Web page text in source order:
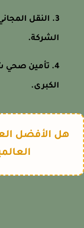
النقل
الشركة.
تأمين صحي
الكبرى.
هل الأفضل